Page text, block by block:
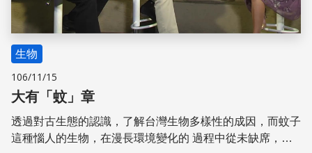
生物
106/11/15
大有「蚊」章
透過對古生態的認識，了解台灣生物多樣性的成因，而蚊子
這種惱人的生物，在漫長環境變化的 過程中從未缺席，今